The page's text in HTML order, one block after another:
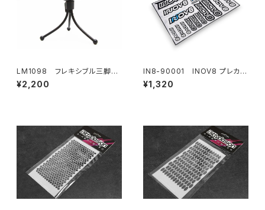
LM1098 フレキシブル三脚
（ホルダー付き）
¥2,200
IN8-90001 INOV8 プレカッ
トデカールシート
¥1,320